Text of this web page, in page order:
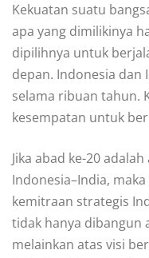
Kekuatan suatu
apa yang dimilikinya
dipilihnya untuk
depan. Indonesia dan
selama ribuan tahun.
kesempatan untuk
Jika abad ke-20
Indonesia–India,
kemitraan strategis
tidak hanya dibangun
melainkan atas visi